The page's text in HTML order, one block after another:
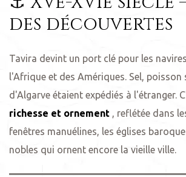
des découvertes
Tavira devint un port clé pour les
l'Afrique et des Amériques. Sel, poisson
d'Algarve étaient expédiés à l'étranger.
richesse et ornement , reflétée dans
fenêtres manuélines, les églises
nobles qui ornent encore la vieille ville.